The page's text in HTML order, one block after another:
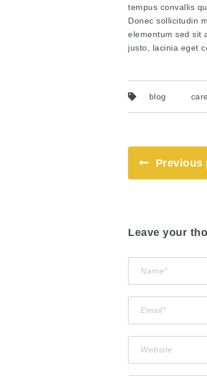
tempus convallis
Donec sollicitudin
elementum sed sit
justo, lacinia eget
blog
Previous
Leave your